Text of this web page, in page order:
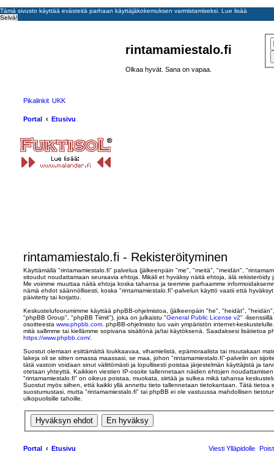
Tämä sivusto käyttää evästeitä parhaan käyttäjäkokemuksen varmistamiseksi. Lue lisää
Selvä!
rintamamiestalo.fi
Olkaa hyvät. Sana on vapaa.
Pikalinkit UKK
Portal Etusivu
rintamamiestalo.fi - Rekisteröityminen
Käyttämällä "rintamamiestalo.fi" palvelua (jälkeenpäin "me", "meitä", "meidän",
sitoudut noudattamaan seuraavia ehtoja. Mikäli et hyväksy näitä ehtoja, älä rekisteröidy
Me voimme muuttaa näitä ehtoja koska tahansa ja teemme parhaamme
nämä ehdot säännöllisesti, koska "rintamamiestalo.fi"-palvelun käyttö vaatii että
päivitetty tai korjattu.
Keskustelufoorumimme käyttää phpBB-ohjelmistoa, (jälkeenpäin "he", "heidät",
"phpBB Group", "phpBB Tiimit"), joka on julkaistu "General Public License v2" -
osoitteesta www.phpbb.com. phpBB-ohjelmisto luo vain ympäristön internet-
mitä sallimme tai kiellämme sopivana sisältönä ja/tai käytöksenä. Saadaksesi lisätietoa
https://www.phpbb.com/.
Suostut olemaan esittämättä loukkaavaa, vihamielistä, epämoraalista tai muutakaan
lakeja oli se sitten omassa maassasi, se maa, johon "rintamamiestalo.fi"-palvelin on
tätä vastoin voidaan sinut välittömästi ja lopullisesti poistaa järjestelmän käyttäjistä ja
otetaan yhteyttä. Kaikkien viestien IP-osoite tallennetaan näiden ehtojen
"rintamamiestalo.fi" on oikeus poistaa, muokata, siirtää ja sulkea mikä tahansa
Suostut myös siihen, että kaikki yllä annettu tieto tallennetaan tietokantaan. Tätä tietoa
suostumustasi, mutta "rintamamiestalo.fi" tai phpBB ei ole vastuussa mahdollisen
ulkopuolisille tahoille.
Portal Etusivu Viesti Ylläpidolle